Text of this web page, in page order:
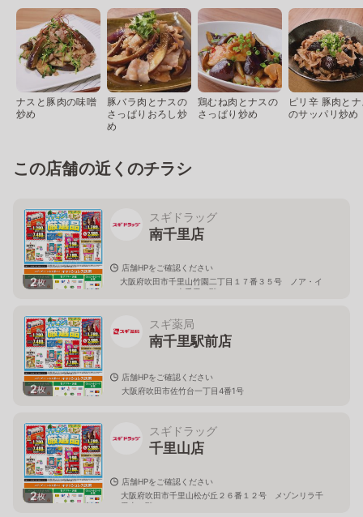
ナスと豚肉の味噌
炒め
豚バラ肉とナスの
さっぱりおろし炒
め
鶏むね肉とナスの
さっぱり炒め
ピリ辛 豚肉と
のサッパリ炒め
この店舗の近くのチラシ
2枚
スギドラッグ
南千里店
店舗HPをご確認ください
大阪府吹田市千里山竹園二丁目１７番３５号 ノア・イ
ンドアステージ南千里１階
2枚
スギ薬局
南千里駅前店
店舗HPをご確認ください
大阪府吹田市佐竹台一丁目4番1号
2枚
スギドラッグ
千里山店
店舗HPをご確認ください
大阪府吹田市千里山松が丘２６番１２号 メゾンリラ千
里山１階